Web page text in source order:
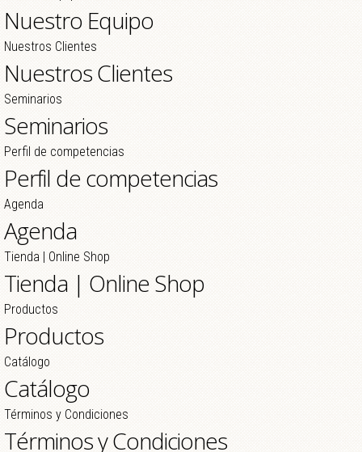
Nuestro Equipo
Nuestros Clientes
Nuestros Clientes
Seminarios
Seminarios
Perfil de competencias
Perfil de competencias
Agenda
Agenda
Tienda | Online Shop
Tienda | Online Shop
Productos
Productos
Catálogo
Catálogo
Términos y Condiciones
Términos y Condiciones